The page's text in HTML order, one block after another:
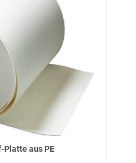
Platte aus PE